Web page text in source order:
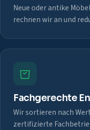
Neue oder antike
rechnen wir an und
Fachgerechte
Wir sortieren nach
zertifizierte